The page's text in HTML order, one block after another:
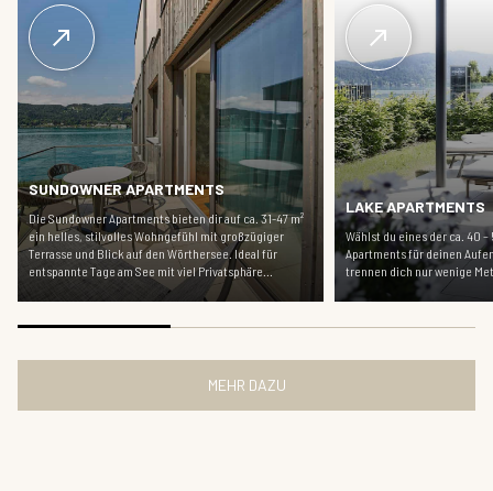
SUNDOWNER APARTMENTS
Die Sundowner Apartments bieten dir auf ca. 31-47 m²
ein helles, stilvolles Wohngefühl mit großzügiger
Terrasse und Blick auf den Wörthersee. Ideal für
entspannte Tage am See mit viel Privatsphäre...
LAKE APARTMENTS
Wählst du eines der ca. 40 –
Apartments für deinen
trennen dich nur wenige
MEHR DAZU